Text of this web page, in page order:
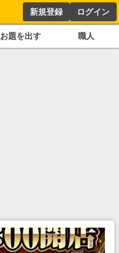
新規登録 ログイン
お題を出す 職人